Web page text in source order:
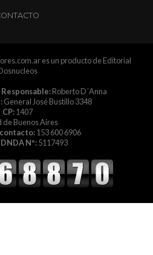
es un producto de Editorial
Roberto D´Anna
General José Bustillo 3348
CP:1407
de Buenos Aires
153 600 6906
Nº:5117493